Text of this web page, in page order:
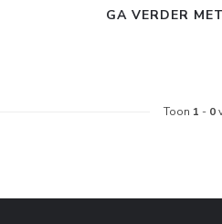
GA VERDER
Toon 1 - 0